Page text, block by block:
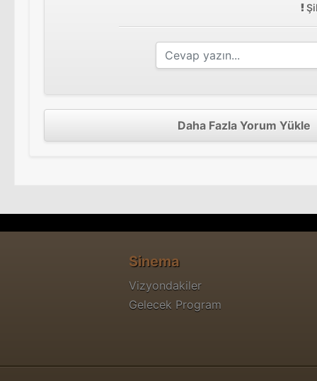
Daha Fazla Yorum Yükle
Sinema
Vizyondakiler
Gelecek Program